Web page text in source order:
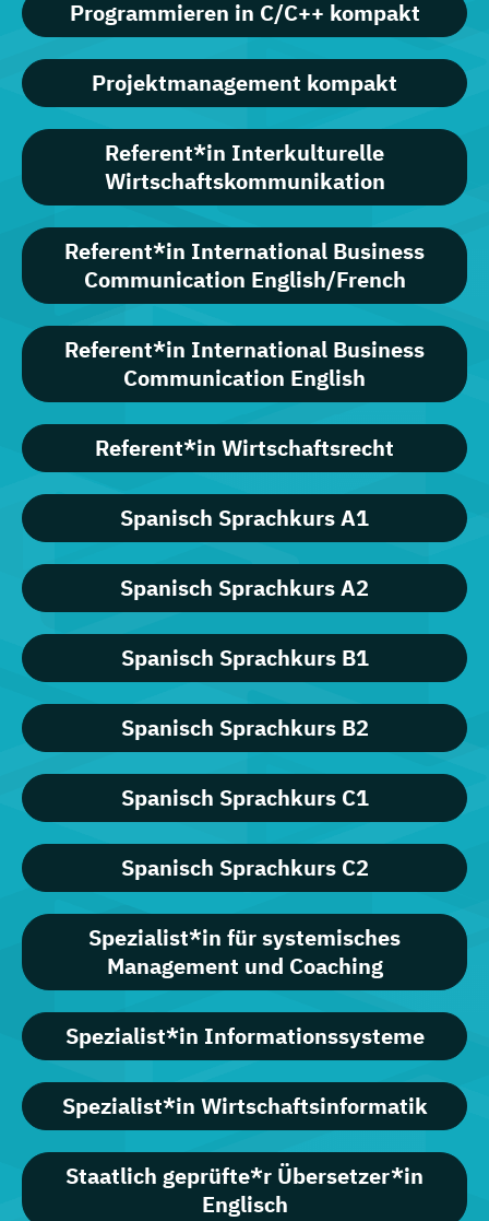
Programmieren in C/C++ kompakt
Projektmanagement kompakt
Referent*in Interkulturelle
Wirtschaftskommunikation
Referent*in International Business
Communication English/French
Referent*in International Business
Communication English
Referent*in Wirtschaftsrecht
Spanisch Sprachkurs A1
Spanisch Sprachkurs A2
Spanisch Sprachkurs B1
Spanisch Sprachkurs B2
Spanisch Sprachkurs C1
Spanisch Sprachkurs C2
Spezialist*in für systemisches
Management und Coaching
Spezialist*in Informationssysteme
Spezialist*in Wirtschaftsinformatik
Staatlich geprüfte*r Übersetzer*in
Englisch